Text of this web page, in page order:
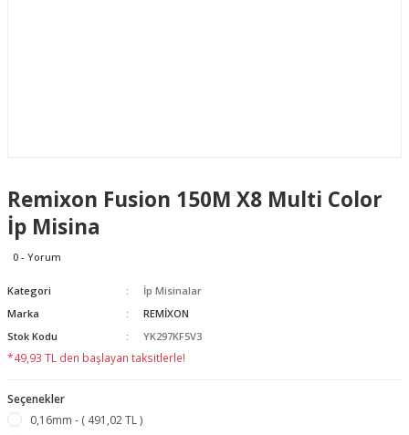
Remixon Fusion 150M X8 Multi Color
İp Misina
0 - Yorum
Kategori
İp Misinalar
Marka
REMİXON
Stok Kodu
YK297KF5V3
*49,93 TL den başlayan taksitlerle!
Seçenekler
0,16mm - ( 491,02 TL )